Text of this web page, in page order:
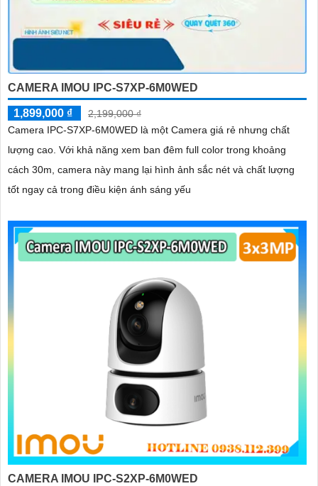
CAMERA IMOU IPC-S7XP-6M0WED
1,899,000 ₫
2,199,000 ₫
Camera IPC-S7XP-6M0WED là một Camera giá rẻ nhưng chất
lượng cao. Với khả năng xem ban đêm full color trong khoảng
cách 30m, camera này mang lại hình ảnh sắc nét và chất lượng
tốt ngay cả trong điều kiện ánh sáng yếu
CAMERA IMOU IPC-S2XP-6M0WED